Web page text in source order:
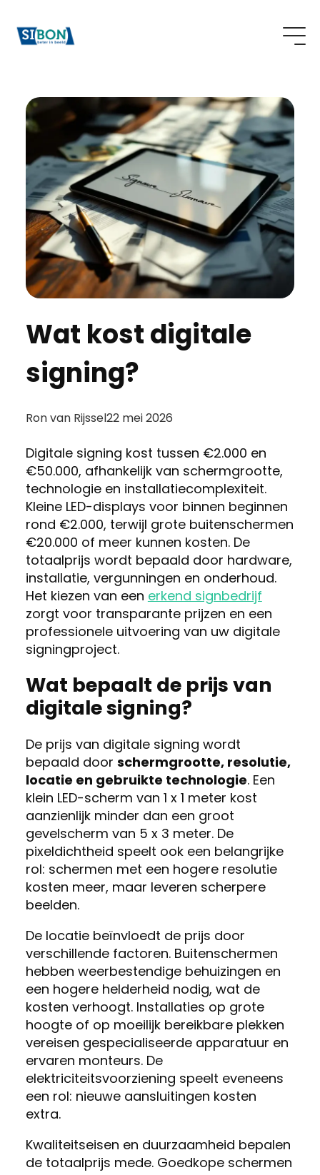
Wat kost digitale
signing?
Posted
Ron van Rijssel22 mei 2026
Digitale signing kost tussen €2.000 en
€50.000, afhankelijk van schermgrootte,
technologie en installatiecomplexiteit.
Kleine LED-displays voor binnen beginnen
rond €2.000, terwijl grote buitenschermen
€20.000 of meer kunnen kosten. De
totaalprijs wordt bepaald door hardware,
installatie, vergunningen en onderhoud.
Het kiezen van een erkend signbedrijf
zorgt voor transparante prijzen en een
professionele uitvoering van uw digitale
signingproject.
Wat bepaalt de prijs van
digitale signing?
De prijs van digitale signing wordt
bepaald door schermgrootte, resolutie,
locatie en gebruikte technologie. Een
klein LED-scherm van 1 x 1 meter kost
aanzienlijk minder dan een groot
gevelscherm van 5 x 3 meter. De
pixeldichtheid speelt ook een belangrijke
rol: schermen met een hogere resolutie
kosten meer, maar leveren scherpere
beelden.
De locatie beïnvloedt de prijs door
verschillende factoren. Buitenschermen
hebben weerbestendige behuizingen en
een hogere helderheid nodig, wat de
kosten verhoogt. Installaties op grote
hoogte of op moeilijk bereikbare plekken
vereisen gespecialiseerde apparatuur en
ervaren monteurs. De
elektriciteitsvoorziening speelt eveneens
een rol: nieuwe aansluitingen kosten
extra.
Kwaliteitseisen en duurzaamheid bepalen
de totaalprijs mede. Goedkope schermen